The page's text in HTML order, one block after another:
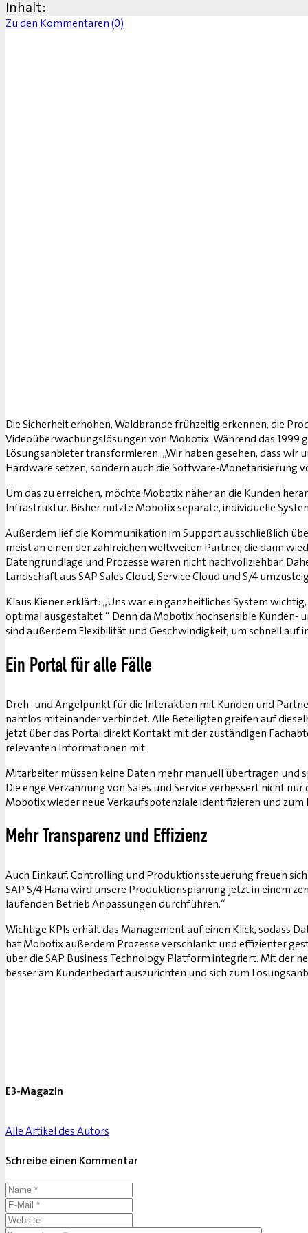
Inhalt:
Zu den Kommentaren (0)
Die Sicherheit erhöhen, Waldbrände frühzeitig erkennen, die
Videoüberwachungslösungen von Mobotix. Während das
Lösungsanbieter transformieren. „Wir haben gesehen, dass
Hardware setzen, sondern auch die Software-Monetarisierung
Um das zu erreichen, möchte Mobotix näher an die Kunden
Infrastruktur. Bisher nutzte Mobotix separate, individuelle
Außerdem lief die Kommunikation im Support ausschließlich
meist an einen der zahlreichen weltweiten Partner, die dann
Datengrundlage und Prozesse waren nicht nachvollziehbar.
Landschaft aus SAP Sales Cloud, Service Cloud und S/4
Klaus Kiener erklärt: „Uns war ein ganzheitliches System
optimal ausgestaltet.“ Denn da Mobotix hochsensible Kunden-
sind außerdem Flexibilität und Geschwindigkeit, um schnell auf
Ein Portal für alle Fälle
Dreh- und Angelpunkt für die Interaktion mit Kunden und
nahtlos miteinander verbindet. Alle Beteiligten greifen auf
jetzt über das Portal direkt Kontakt mit der zuständigen
relevanten Informationen mit.
Mitarbeiter müssen keine Daten mehr manuell übertragen und
Die enge Verzahnung von Sales und Service verbessert nicht
Mobotix wieder neue Verkaufspotenziale identifizieren und zum
Mehr Transparenz und Effizienz
Auch Einkauf, Controlling und Produktionssteuerung freuen
SAP S/4 Hana wird unsere Produktionsplanung jetzt in einem
laufenden Betrieb Anpassungen durchführen.“
Wichtige KPIs erhält das Management auf einen Klick, sodass
hat Mobotix außerdem Prozesse verschlankt und effizienter
über die SAP Business Technology Platform integriert. Mit der
besser am Kundenbedarf auszurichten und sich zum
E3-Magazin
Alle Artikel des Autors
Schreibe einen Kommentar